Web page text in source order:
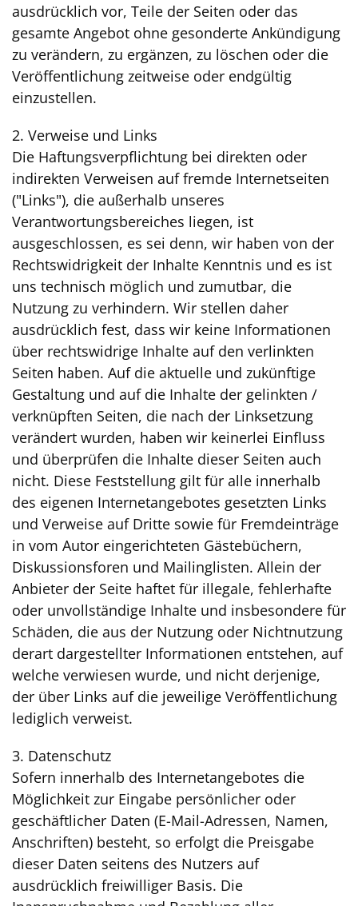
ausdrücklich vor, Teile der Seiten oder das
gesamte Angebot ohne gesonderte Ankündigung
zu verändern, zu ergänzen, zu löschen oder die
Veröffentlichung zeitweise oder endgültig
einzustellen.
2. Verweise und Links
Die Haftungsverpflichtung bei direkten oder
indirekten Verweisen auf fremde Internetseiten
("Links"), die außerhalb unseres
Verantwortungsbereiches liegen, ist
ausgeschlossen, es sei denn, wir haben von der
Rechtswidrigkeit der Inhalte Kenntnis und es ist
uns technisch möglich und zumutbar, die
Nutzung zu verhindern. Wir stellen daher
ausdrücklich fest, dass wir keine Informationen
über rechtswidrige Inhalte auf den verlinkten
Seiten haben. Auf die aktuelle und zukünftige
Gestaltung und auf die Inhalte der gelinkten /
verknüpften Seiten, die nach der Linksetzung
verändert wurden, haben wir keinerlei Einfluss
und überprüfen die Inhalte dieser Seiten auch
nicht. Diese Feststellung gilt für alle innerhalb
des eigenen Internetangebotes gesetzten Links
und Verweise auf Dritte sowie für Fremdeinträge
in vom Autor eingerichteten Gästebüchern,
Diskussionsforen und Mailinglisten. Allein der
Anbieter der Seite haftet für illegale, fehlerhafte
oder unvollständige Inhalte und insbesondere für
Schäden, die aus der Nutzung oder Nichtnutzung
derart dargestellter Informationen entstehen, auf
welche verwiesen wurde, und nicht derjenige,
der über Links auf die jeweilige Veröffentlichung
lediglich verweist.
3. Datenschutz
Sofern innerhalb des Internetangebotes die
Möglichkeit zur Eingabe persönlicher oder
geschäftlicher Daten (E-Mail-Adressen, Namen,
Anschriften) besteht, so erfolgt die Preisgabe
dieser Daten seitens des Nutzers auf
ausdrücklich freiwilliger Basis. Die